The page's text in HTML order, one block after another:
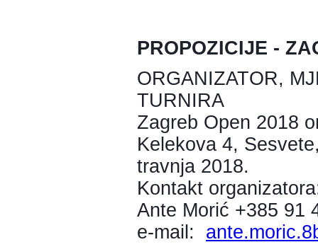
PROPOZICIJE -
ORGANIZATOR,
TURNIRA
Zagreb Open 2018
Kelekova 4,
travnja 2018.
Kontakt
Ante Morić +385 91
e-mail: